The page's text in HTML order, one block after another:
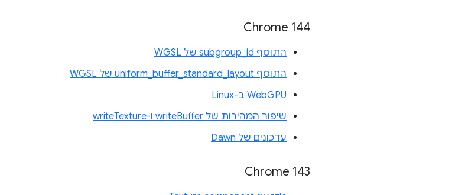
Chrome 144
התוסף subgroup_id של WGSL
התוסף uniform_buffer_standard_layout של WGSL
WebGPU ב-Linux
שיפור המהירות של writeBuffer ו-writeTexture
עדכונים של Dawn
Chrome 143